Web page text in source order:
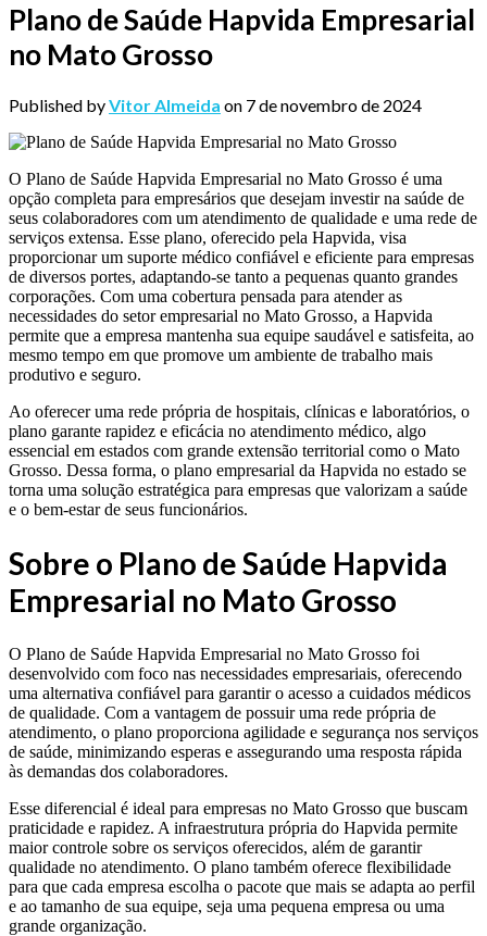
Plano de Saúde Hapvida Empresarial
no Mato Grosso
Published byVitor Almeida on 7 de novembro de 2024
O Plano de Saúde Hapvida Empresarial no Mato Grosso é uma
opção completa para empresários que desejam investir na saúde de
seus colaboradores com um atendimento de qualidade e uma rede de
serviços extensa. Esse plano, oferecido pela Hapvida, visa
proporcionar um suporte médico confiável e eficiente para empresas
de diversos portes, adaptando-se tanto a pequenas quanto grandes
corporações. Com uma cobertura pensada para atender as
necessidades do setor empresarial no Mato Grosso, a Hapvida
permite que a empresa mantenha sua equipe saudável e satisfeita, ao
mesmo tempo em que promove um ambiente de trabalho mais
produtivo e seguro.
Ao oferecer uma rede própria de hospitais, clínicas e laboratórios, o
plano garante rapidez e eficácia no atendimento médico, algo
essencial em estados com grande extensão territorial como o Mato
Grosso. Dessa forma, o plano empresarial da Hapvida no estado se
torna uma solução estratégica para empresas que valorizam a saúde
e o bem-estar de seus funcionários.
Sobre o Plano de Saúde Hapvida
Empresarial no Mato Grosso
O Plano de Saúde Hapvida Empresarial no Mato Grosso foi
desenvolvido com foco nas necessidades empresariais, oferecendo
uma alternativa confiável para garantir o acesso a cuidados médicos
de qualidade. Com a vantagem de possuir uma rede própria de
atendimento, o plano proporciona agilidade e segurança nos serviços
de saúde, minimizando esperas e assegurando uma resposta rápida
às demandas dos colaboradores.
Esse diferencial é ideal para empresas no Mato Grosso que buscam
praticidade e rapidez. A infraestrutura própria do Hapvida permite
maior controle sobre os serviços oferecidos, além de garantir
qualidade no atendimento. O plano também oferece flexibilidade
para que cada empresa escolha o pacote que mais se adapta ao perfil
e ao tamanho de sua equipe, seja uma pequena empresa ou uma
grande organização.